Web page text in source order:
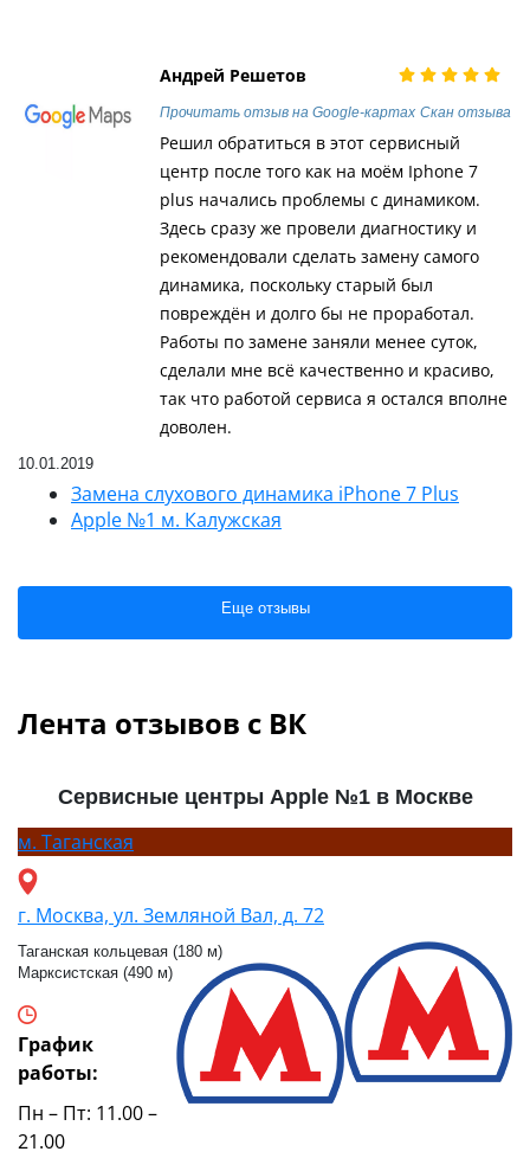
Андрей Решетов
Прочитать отзыв на Google-картах Скан отзыва
Решил обратиться в этот сервисный
центр после того как на моём Iphone 7
plus начались проблемы с динамиком.
Здесь сразу же провели диагностику и
рекомендовали сделать замену самого
динамика, поскольку старый был
повреждён и долго бы не проработал.
Работы по замене заняли менее суток,
сделали мне всё качественно и красиво,
так что работой сервиса я остался вполне
доволен.
10.01.2019
Замена слухового динамика iPhone 7 Plus
Apple №1 м. Калужская
Еще отзывы
Лента отзывов с ВК
Сервисные центры Apple №1 в Москве
м. Таганская
г. Москва, ул. Земляной Вал, д. 72
Таганская кольцевая (180 м)
Марксистская (490 м)
График
работы:
Пн – Пт: 11.00 –
21.00